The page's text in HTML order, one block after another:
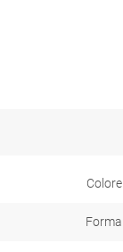
Colore
Forma